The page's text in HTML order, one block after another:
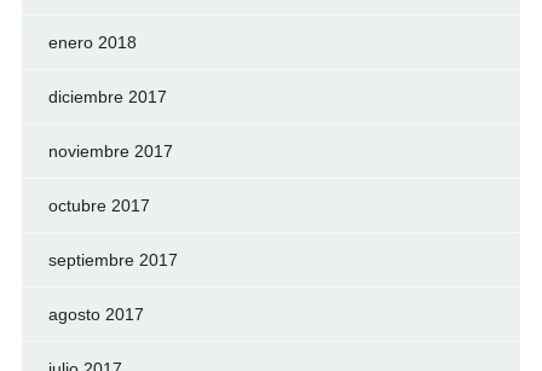
enero 2018
diciembre 2017
noviembre 2017
octubre 2017
septiembre 2017
agosto 2017